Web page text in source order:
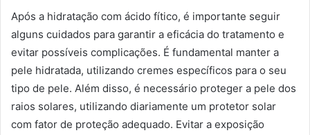
Após a hidratação com ácido fítico, é importante seguir
alguns cuidados para garantir a eficácia do tratamento e
evitar possíveis complicações. É fundamental manter a
pele hidratada, utilizando cremes específicos para o seu
tipo de pele. Além disso, é necessário proteger a pele dos
raios solares, utilizando diariamente um protetor solar
com fator de proteção adequado. Evitar a exposição